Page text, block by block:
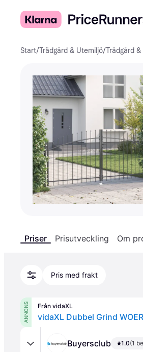
Start/Trädgård & Utemiljö/Trädgård
Priser Prisutveckling Om
Pris med frakt
ANNONS Från vidaXL
vidaXL Dubbel Grind
Buyersclub 1.0(1